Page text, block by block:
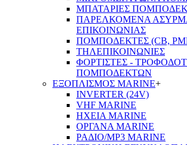
ΜΠΑΤΑΡΙΕΣ
ΠΑΡΕΛΚΟΜΕΝΑ
ΕΠΙΚΟΙΝΩΝΙΑΣ
ΠΟΜΠΟΔΕΚΤΕΣ (CB,
ΤΗΛΕΠΙΚΟΙΝΩΝΙΕΣ
ΦΟΡΤΙΣΤΕΣ -
ΠΟΜΠΟΔΕΚΤΩΝ
ΕΞΟΠΛΙΣΜΟΣ MARINE+
INVERTER (24V)
VHF MARINE
ΗΧΕΙΑ MARINE
ΟΡΓΑΝΑ MARINE
ΡΑΔΙΟ/MP3 MARINE